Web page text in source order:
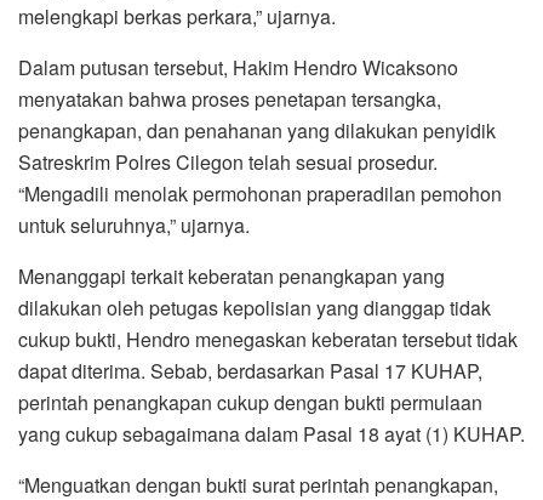
melengkapi berkas perkara,” ujarnya.
Dalam putusan tersebut, Hakim Hendro Wicaksono
menyatakan bahwa proses penetapan tersangka,
penangkapan, dan penahanan yang dilakukan penyidik
Satreskrim Polres Cilegon telah sesuai prosedur.
“Mengadili menolak permohonan praperadilan pemohon
untuk seluruhnya,” ujarnya.
Menanggapi terkait keberatan penangkapan yang
dilakukan oleh petugas kepolisian yang dianggap tidak
cukup bukti, Hendro menegaskan keberatan tersebut tidak
dapat diterima. Sebab, berdasarkan Pasal 17 KUHAP,
perintah penangkapan cukup dengan bukti permulaan
yang cukup sebagaimana dalam Pasal 18 ayat (1) KUHAP.
“Menguatkan dengan bukti surat perintah penangkapan,